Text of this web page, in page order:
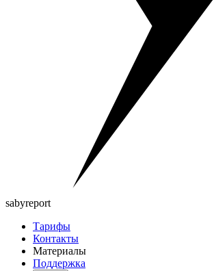
sabyreport
Тарифы
Контакты
Материалы
Поддержка